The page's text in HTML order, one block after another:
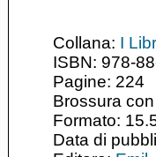
Collana: I
ISBN: 978-
Pagine: 224
Brossura
Formato:
Data di